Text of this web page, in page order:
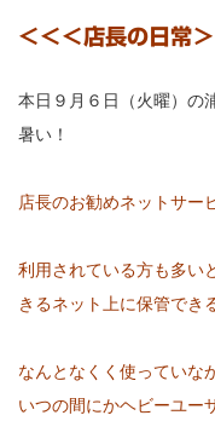
＜＜＜店長の日常
本日９月６日（火曜）の
暑い！
店長のお勧めネットサ
利用されている方も多い
きるネット上に保管でき
なんとなくく使っていな
いつの間にかヘビーユー